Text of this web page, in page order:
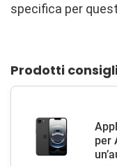
specifica per
Prodotti
per